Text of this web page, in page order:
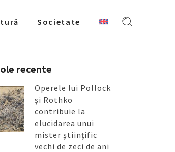
Societate
recente
Operele lui Pollock
și Rothko
contribuie la
elucidarea unui
mister științific
vechi de zeci de ani